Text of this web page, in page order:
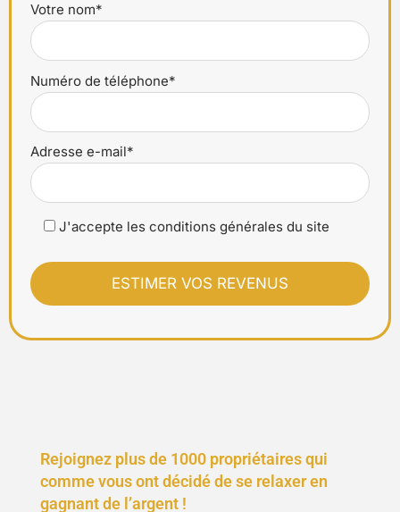
Rejoignez plus de 1000 propriétaires qui
comme vous ont décidé de se relaxer en
gagnant de l’argent !
Votre nom*
Numéro de téléphone*
Adresse e-mail*
J'accepte les conditions générales du site